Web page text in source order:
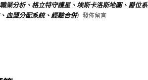
業分析、格立特守護星、埃斯卡洛斯地圖、爵位系
血盟分配系統、經驗合併〉發佈留言